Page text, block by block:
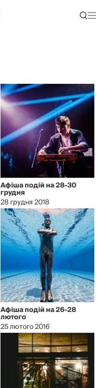
Афіша подій на 28-30
грудня
28 грудня 2018
Афіша подій на 26-28
лютого
25 лютого 2016